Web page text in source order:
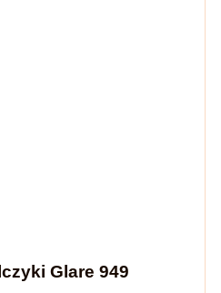
Glare 949